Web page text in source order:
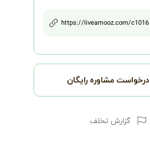
https://liveamooz.com/c1016
درخواست مشاوره رایگان
گزارش تخلف